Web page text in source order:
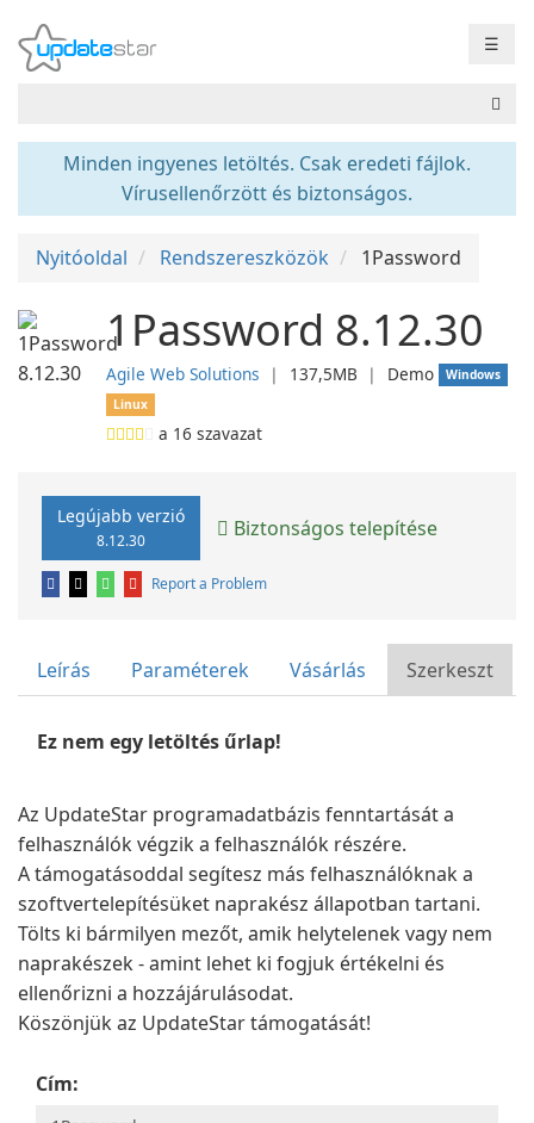
☰
Minden ingyenes letöltés. Csak eredeti fájlok.
Vírusellenőrzött és biztonságos.
Nyitóoldal Rendszereszközök 1Password
1Password 8.12.30
Agile Web Solutions ❘ 137,5MB ❘ Demo
Windows
Linux
a 16 szavazat
Legújabb verzió
8.12.30 Biztonságos telepítése
Report a Problem
Leírás Paraméterek Vásárlás Szerkeszt
Ez nem egy letöltés űrlap!
Az UpdateStar programadatbázis fenntartását a
felhasználók végzik a felhasználók részére.
A támogatásoddal segítesz más felhasználóknak a
szoftvertelepítésüket naprakész állapotban tartani.
Tölts ki bármilyen mezőt, amik helytelenek vagy nem
naprakészek - amint lehet ki fogjuk értékelni és
ellenőrizni a hozzájárulásodat.
Köszönjük az UpdateStar támogatását!
Cím: